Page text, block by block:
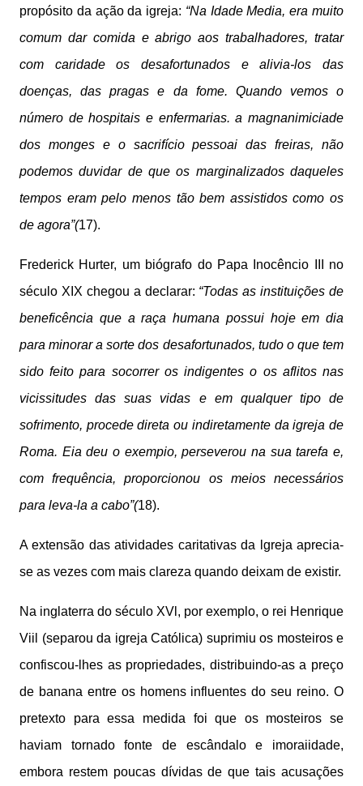
propósito da ação da igreja: “Na Idade Media, era muito
comum dar comida e abrigo aos trabalhadores, tratar
com caridade os desafortunados e alivia-los das
doenças, das pragas e da fome. Quando vemos o
número de hospitais e enfermarias. a magnanimiciade
dos monges e o sacrifício pessoai das freiras, não
podemos duvidar de que os marginalizados daqueles
tempos eram pelo menos tão bem assistidos como os
de agora”(17).
Frederick Hurter, um biógrafo do Papa Inocêncio III no
século XIX chegou a declarar: “Todas as instituições de
beneficência que a raça humana possui hoje em dia
para minorar a sorte dos desafortunados, tudo o que tem
sido feito para socorrer os indigentes o os aflitos nas
vicissitudes das suas vidas e em qualquer tipo de
sofrimento, procede direta ou indiretamente da igreja de
Roma. Eia deu o exempio, perseverou na sua tarefa e,
com frequência, proporcionou os meios necessários
para leva-la a cabo”(18).
A extensão das atividades caritativas da lgreja aprecia-
se as vezes com mais clareza quando deixam de existir.
Na inglaterra do século XVl, por exemplo, o rei Henrique
Viil (separou da igreja Católica) suprimiu os mosteiros e
confiscou-lhes as propriedades, distribuindo-as a preço
de banana entre os homens influentes do seu reino. O
pretexto para essa medida foi que os mosteiros se
haviam tornado fonte de escândalo e imoraiidade,
embora restem poucas dívidas de que tais acusações